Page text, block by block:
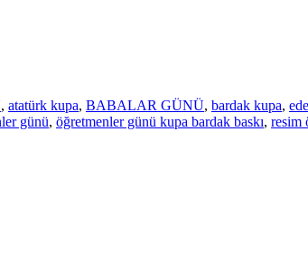
, atatürk kupa, BABALAR GÜNÜ, bardak kupa,
günü, öğretmenler günü kupa bardak baskı, resim